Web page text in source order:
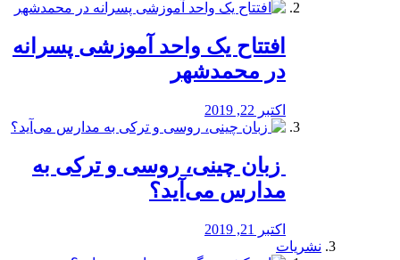
افتتاح یک واحد آموزشی پسرانه
در محمدشهر
اکتبر 22, 2019
️ زبان چینی، روسی و ترکی به
مدارس می‌آید؟
اکتبر 21, 2019
نشریات